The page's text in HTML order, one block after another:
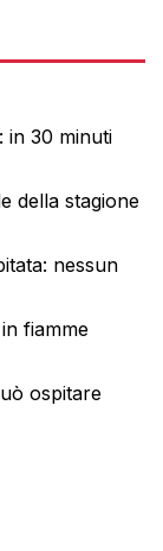
in 30 minuti
della stagione
nessun
fiamme
ospitare